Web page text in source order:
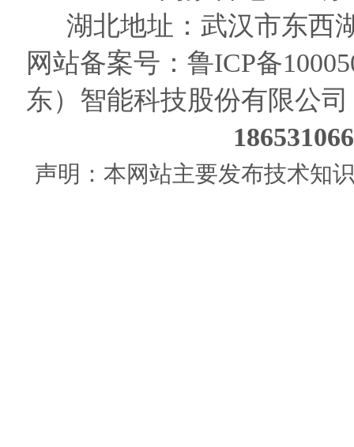
湖北地址：武汉市东西
网站备案号： 鲁ICP备
东）智能科技股份有限公司
声明：本网站主要发布技术知